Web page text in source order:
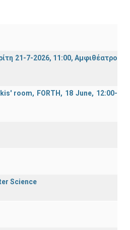
21-7-2026, 11:00, Αμφιθέατρο
room, FORTH, 18 June, 12:00-
Science